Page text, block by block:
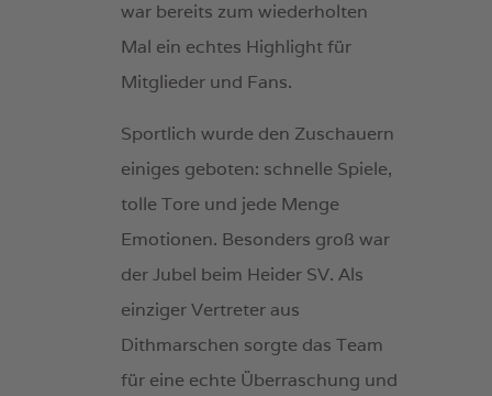
war bereits zum wiederholten
Mal ein echtes Highlight für
Mitglieder und Fans.
Sportlich wurde den Zuschauern
einiges geboten: schnelle Spiele,
tolle Tore und jede Menge
Emotionen. Besonders groß war
der Jubel beim Heider SV. Als
einziger Vertreter aus
Dithmarschen sorgte das Team
für eine echte Überraschung und